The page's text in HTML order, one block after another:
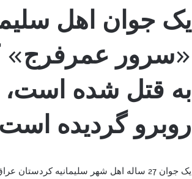
یک جوان اهل
به قتل شده است،
روبرو گردیده
یک جوان 27 ساله اهل شهر سلیمانیه